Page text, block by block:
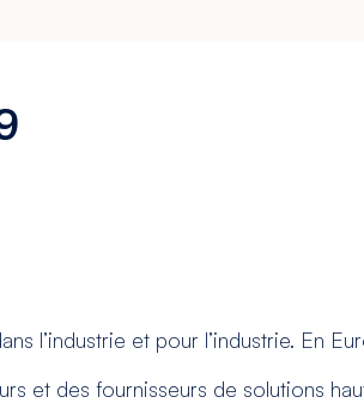
l’industrie et pour l’industrie. En
et des fournisseurs de solutions